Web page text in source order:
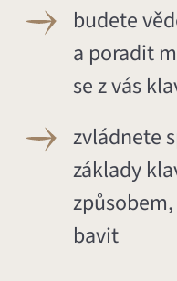
budete
a poradit
se z vás
zvládnete
základy
bavit